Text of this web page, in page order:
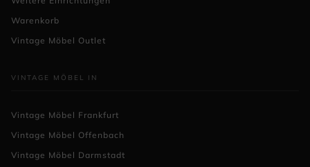
Warenkorb
Vintage Möbel Outlet
VINTAGE MÖBEL IN
Vintage Möbel Frankfurt
Vintage Möbel Offenbach
Vintage Möbel Darmstadt